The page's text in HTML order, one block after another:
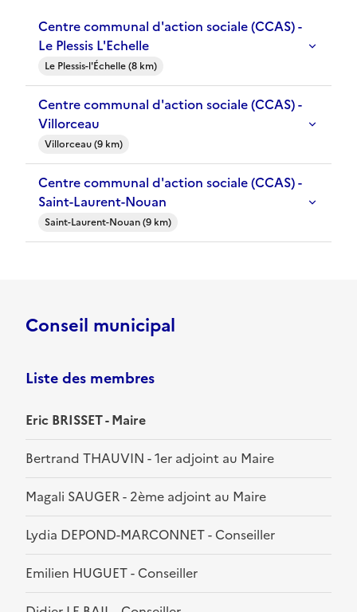
Centre communal d'action sociale (CCAS) -
Le Plessis L'Echelle
Le Plessis-l'Échelle (8 km)
Centre communal d'action sociale (CCAS) -
Villorceau
Villorceau (9 km)
Centre communal d'action sociale (CCAS) -
Saint-Laurent-Nouan
Saint-Laurent-Nouan (9 km)
Conseil municipal
Liste des membres
Eric BRISSET - Maire
Bertrand THAUVIN - 1er adjoint au Maire
Magali SAUGER - 2ème adjoint au Maire
Lydia DEPOND-MARCONNET - Conseiller
Emilien HUGUET - Conseiller